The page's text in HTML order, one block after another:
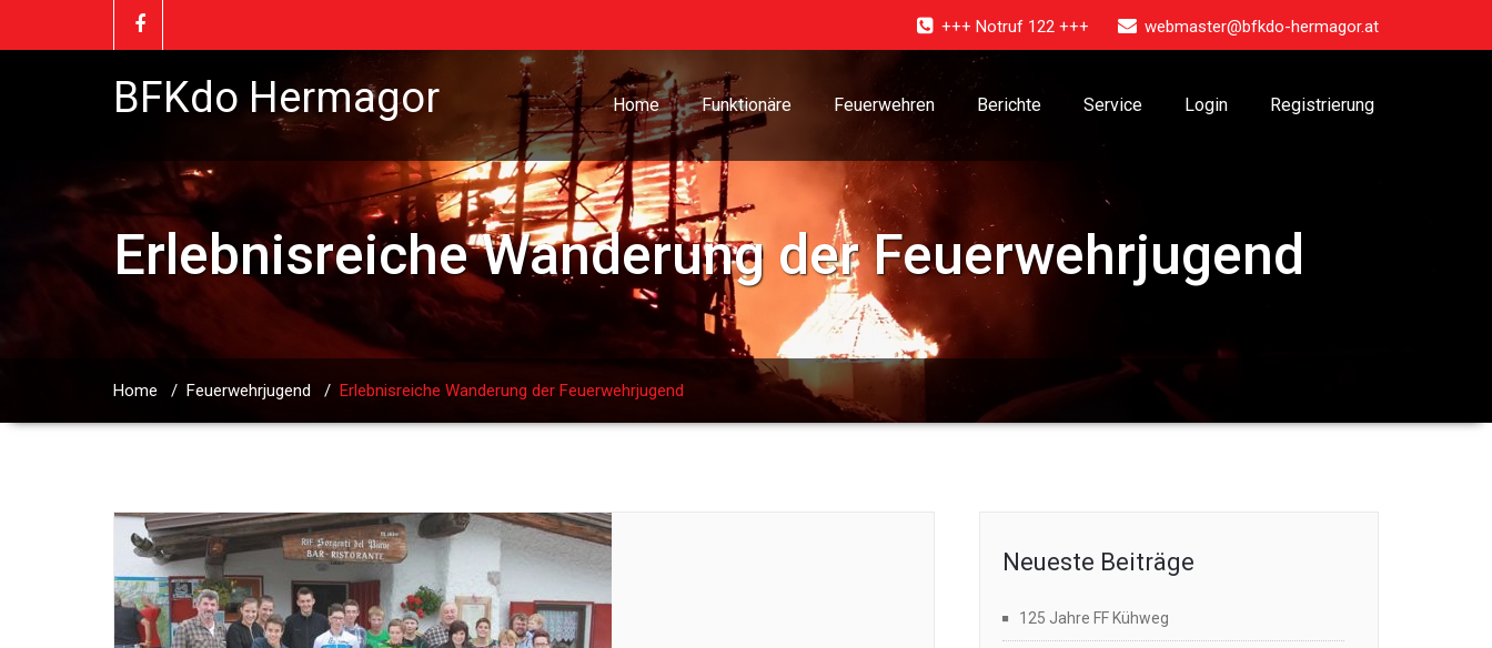
+++ Notruf 122 +++ webmaster@bfkdo-hermagor.at
BFKdo Hermagor Home Funktionäre Feuerwehren Berichte Service Login Registrierung
Erlebnisreiche Wanderung der Feuerwehrjugend
Home / Feuerwehrjugend / Erlebnisreiche Wanderung der Feuerwehrjugend
Neueste Beiträge
125 Jahre FF Kühweg